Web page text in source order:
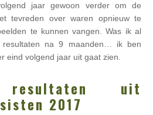
jaar gewoon verder om de
tevreden over waren opnieuw te
te kunnen vangen. Was ik al
na 9 maanden… ik ben
eind volgend jaar uit gaat zien.
resultaten uit
2017